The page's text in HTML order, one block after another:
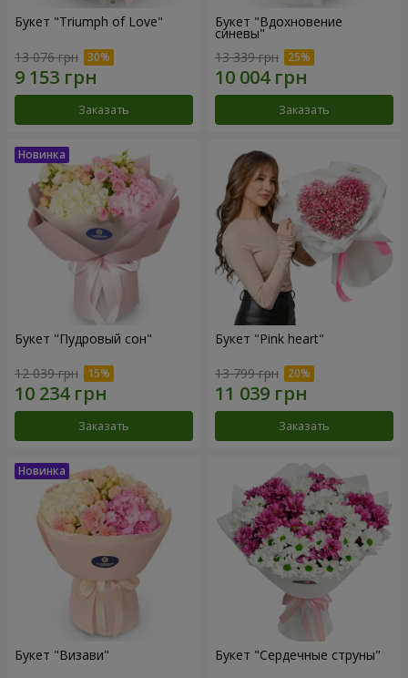
Букет "Triumph of Love"
13 076 грн
Заказать
Букет "Вдохновение
синевы"
13 339 грн
Заказать
Букет "Пудровый сон"
12 039 грн
Заказать
Букет "Pink heart"
13 799 грн
Заказать
Букет "Визави" Букет "Сердечные струны"